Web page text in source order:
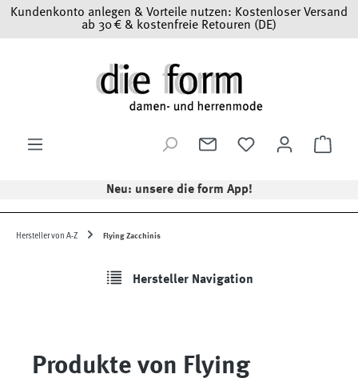
Zum Hauptinhalt springen
Kundenkonto anlegen & Vorteile nutzen: Kostenloser Versand
ab 30 € & kostenfreie Retouren (DE)
Neu: unsere die form App!
Hersteller von A-Z Flying Zacchinis
Hersteller Navigation
Produkte von Flying